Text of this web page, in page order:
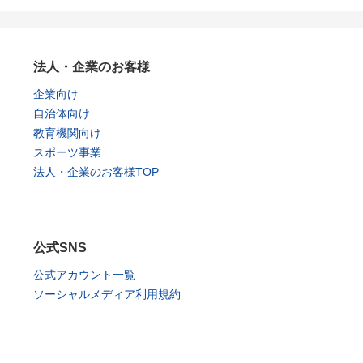
法人・企業のお客様
企業向け
自治体向け
教育機関向け
スポーツ事業
法人・企業のお客様TOP
公式SNS
公式アカウント一覧
ソーシャルメディア利用規約